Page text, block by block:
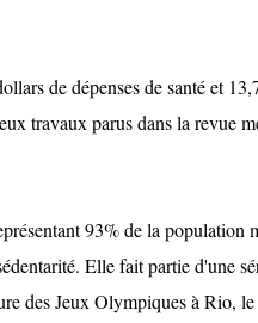
de dépenses de santé et
travaux parus dans la revue
93% de la population
Elle fait partie d'une
des Jeux Olympiques à Rio,